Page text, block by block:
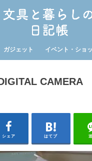
ガジェット イベント・ショ
CAMERA
シェア はてブ